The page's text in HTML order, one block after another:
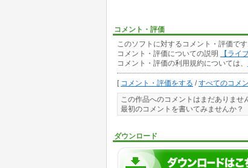
コメント・評価
このソフトに対するコメント・評価です
コメント・評価についての説明
【ライ
コメント・評価の利用規約については、
[ コメント・評価をする /すべてのコメ
この作品へのコメントはまだありませ
最初のコメントを書いてみませんか？
ダウンロード